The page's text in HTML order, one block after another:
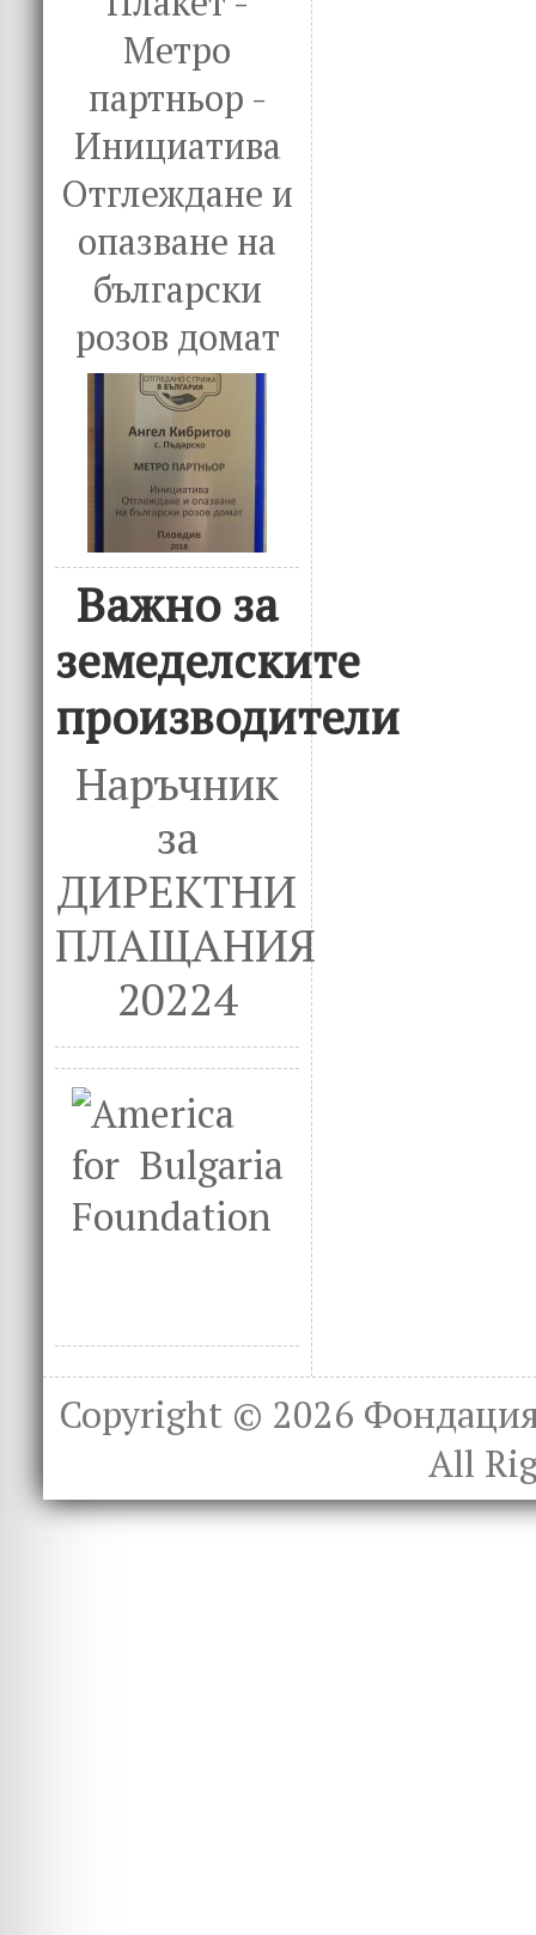
Метро
партньор -
Инициатива
Отглеждане и
опазване на
български
розов домат
Важно за
земеделските
производители
Наръчник
за
ДИРЕКТНИ
ПЛАЩАНИЯ
20224
Copyright © 2026
All